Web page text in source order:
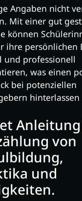
Angaben nicht
Mit einer gut
können
ihre persönlichen
und professionell
was einen
bei potenziellen
hinterlassen
von
und